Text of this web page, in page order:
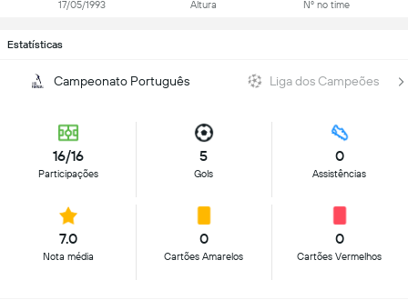
17/05/1993 Altura Nº no time
Estatísticas
Campeonato Português Liga dos Campeões
16/16
Participações
5
Gols
0
Assistências
7.0
Nota média
0
Cartões Amarelos
0
Cartões Vermelhos